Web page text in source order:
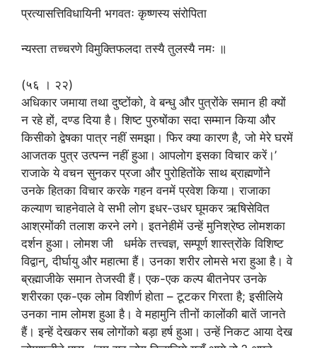
प्रत्यासत्तिविधायिनी भगवतः कृष्णस्य संरोपिता
न्यस्ता तच्चरणे विमुक्तिफलदा तस्यै तुलस्यै नमः ॥
(५६ । २२)
अधिकार जमाया तथा दुष्टोंको, वे बन्धु और पुत्रोंके समान ही क्यों
न रहे हों, दण्ड दिया है। शिष्ट पुरुषोंका सदा सम्मान किया और
किसीको द्वेषका पात्र नहीं समझा। फिर क्या कारण है, जो मेरे घरमें
आजतक पुत्र उत्पन्न नहीं हुआ। आपलोग इसका विचार करें।’
राजाके ये वचन सुनकर प्रजा और पुरोहितोंके साथ ब्राह्मणोंने
उनके हितका विचार करके गहन वनमें प्रवेश किया। राजाका
कल्याण चाहनेवाले वे सभी लोग इधर-उधर घूमकर ऋषिसेवित
आश्रमोंकी तलाश करने लगे। इतनेहीमें उन्हें मुनिश्रेष्ठ लोमशका
दर्शन हुआ। लोमश जी धर्मके तत्त्वज्ञ, सम्पूर्ण शास्त्रोंके विशिष्ट
विद्वान्, दीर्घायु और महात्मा हैं। उनका शरीर लोमसे भरा हुआ है। वे
ब्रह्माजीके समान तेजस्वी हैं। एक-एक कल्प बीतनेपर उनके
शरीरका एक-एक लोम विशीर्ण होता – टूटकर गिरता है; इसीलिये
उनका नाम लोमश हुआ है। वे महामुनि तीनों कालोंकी बातें जानते
हैं। इन्हें देखकर सब लोगोंको बड़ा हर्ष हुआ। उन्हें निकट आया देख